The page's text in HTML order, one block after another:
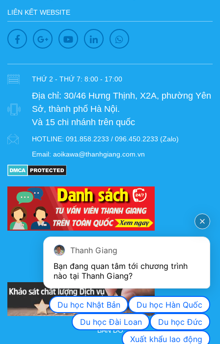
LIÊN KẾT WEBSITE
THỨ 2 - THỨ 7: 8:00 - 17:00
Địa chỉ: 30/46 Hưng Thịnh, X2A, phường Yên
Sở, thành phố Hà Nội.
Và 15 chi nhánh trên quốc
HOTLINE: 091.858.2233 / 096.450.2233 (Zalo)
Email: aoikawa@thanhgiang.com.vn
KHẢO SÁT CHẤT LƯỢNG DỊCH VỤ
BẢN ĐỒ
Thanh Giang
Bạn đang quan tâm tới chương trình
nào tại Thanh Giang?
Du học Nhật Bản
Du học Hàn Quốc
Du học Đài Loan
Du học Đức
Xuất khẩu lao động